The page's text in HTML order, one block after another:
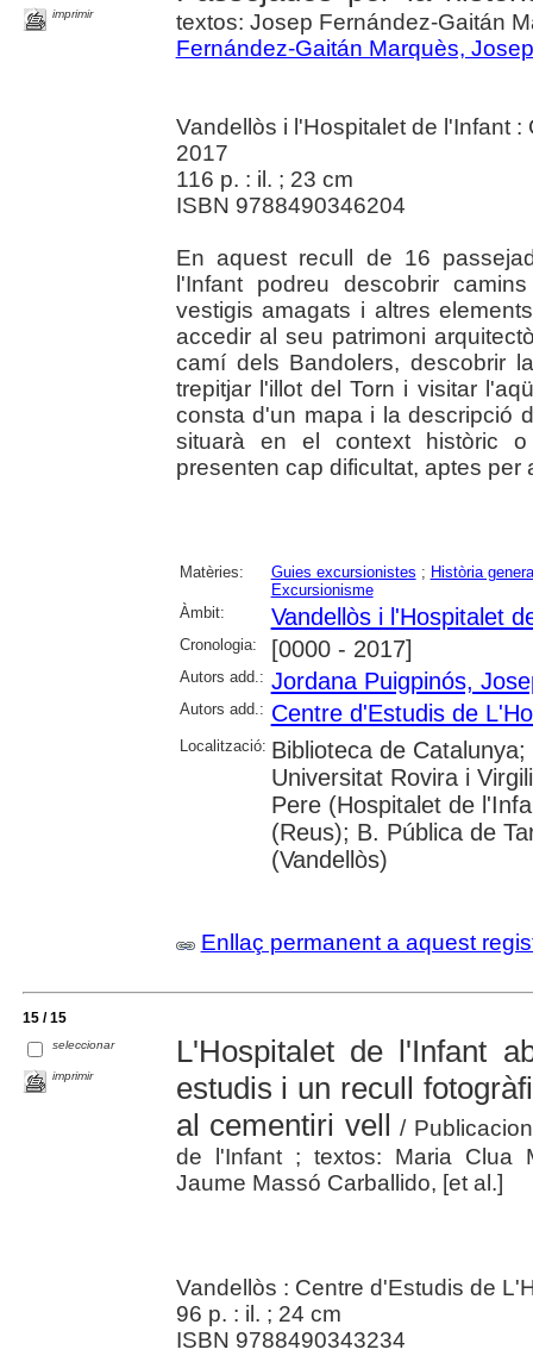
imprimir
textos: Josep Fernández-Gaitán
Fernández-Gaitán Marquès, Josep
Vandellòs i l'Hospitalet de l'Infant
2017
116 p. : il. ; 23 cm
ISBN 9788490346204
En aquest recull de 16
l'Infant podreu descobrir
vestigis amagats i altres
accedir al seu patrimoni
camí dels Bandolers, descobrir
trepitjar l'illot del Torn i visitar
consta d'un mapa i la descripció
situarà en el context històric
presenten cap dificultat, aptes per
Matèries: Guies excursionistes ; Història
Excursionisme
Àmbit:
Vandellòs i l'Hospitalet
Cronologia: [0000 - 2017]
Autors add.: Jordana Puigpinós,
Autors add.: Centre d'Estudis de
Localització: Biblioteca de
Universitat Rovira i
Pere (Hospitalet de
(Reus); B. Pública de
(Vandellòs)
Enllaç permanent a aquest
15 / 15
seleccionar
imprimir
L'Hospitalet de l'Infant
estudis i un recull
al cementiri vell /
de l'Infant ; textos: Maria Clua
Jaume Massó Carballido, [et al.]
Vandellòs : Centre d'Estudis de
96 p. : il. ; 24 cm
ISBN 9788490343234